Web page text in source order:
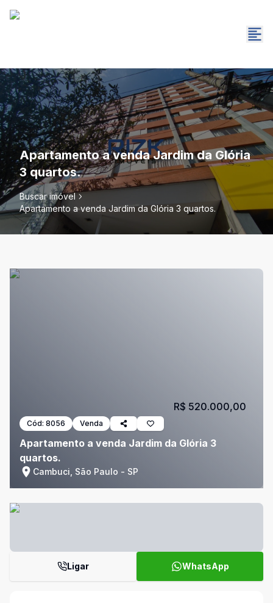
Apartamento a venda Jardim da Glória
3 quartos.
Buscar imóvel
Apartamento a venda Jardim da Glória 3 quartos.
Cód: 8056 Venda
Apartamento a venda Jardim da Glória 3
quartos.
Cambuci, São Paulo - SP
R$ 520.000,00
Ligar WhatsApp